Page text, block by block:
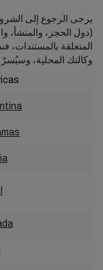
يرجى الرجوع إلى
(دول الحجز، والمنشأ،
المتعلقة بالمستندات،
وكالتك المحلية،